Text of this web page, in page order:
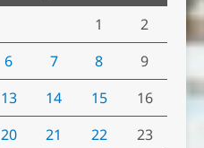
1
2
6 7 8
9
13 14 15
16
20 21 22
23